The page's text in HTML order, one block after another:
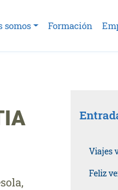
somos Formación
Viajes
Feliz